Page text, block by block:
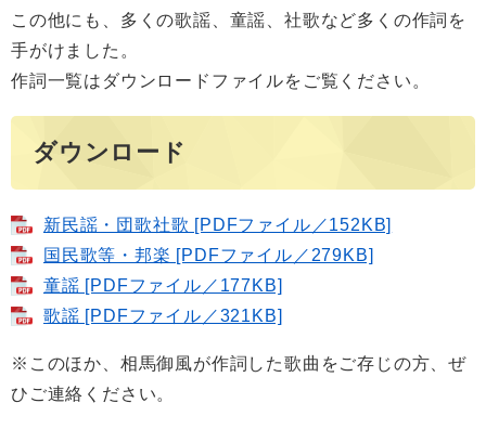
この他にも、多くの歌謡、童謡、社歌など多くの作詞を
手がけました。
作詞一覧はダウンロードファイルをご覧ください。
ダウンロード
新民謡・団歌社歌 [PDFファイル／152KB]
国民歌等・邦楽 [PDFファイル／279KB]
童謡 [PDFファイル／177KB]
歌謡 [PDFファイル／321KB]
※このほか、相馬御風が作詞した歌曲をご存じの方、ぜ
ひご連絡ください。